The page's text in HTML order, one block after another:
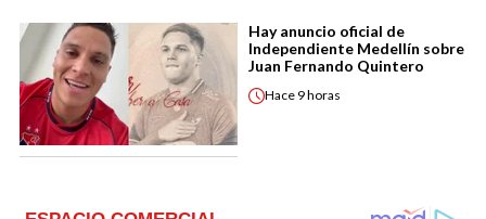
Hay anuncio oficial de
Independiente Medellín sobre
Juan Fernando Quintero
Hace 9 horas